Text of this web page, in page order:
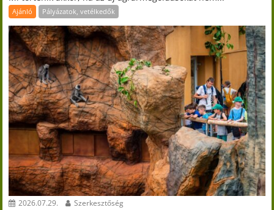
Ajánló Pályázatok, vetélkedők
2026.07.29. Szerkesztőség